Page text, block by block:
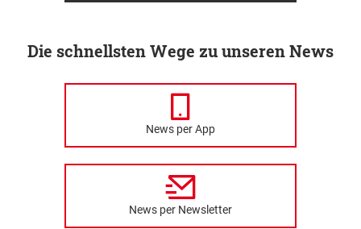
Die schnellsten Wege zu unseren News
News per App
News per Newsletter